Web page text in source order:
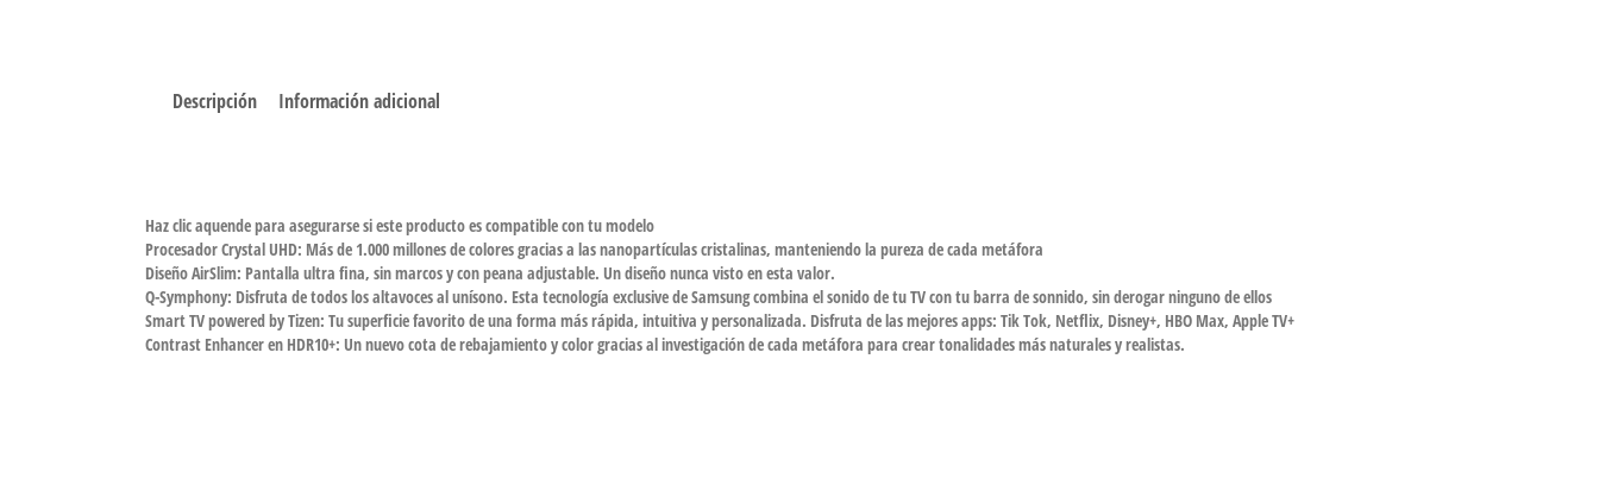
Descripción Información adicional
Haz clic aquende para asegurarse si este producto es compatible con tu modelo
Procesador Crystal UHD: Más de 1.000 millones de colores gracias a las nanopartículas cristalinas, manteniendo la pureza de cada metáfora
Diseño AirSlim: Pantalla ultra fina, sin marcos y con peana adjustable. Un diseño nunca visto en esta valor.
Q-Symphony: Disfruta de todos los altavoces al unísono. Esta tecnología exclusive de Samsung combina el sonido de tu TV con tu barra de sonnido, sin derogar ninguno de ellos
Smart TV powered by Tizen: Tu superficie favorito de una forma más rápida, intuitiva y personalizada. Disfruta de las mejores apps: Tik Tok, Netflix, Disney+, HBO Max, Apple TV+
Contrast Enhancer en HDR10+: Un nuevo cota de rebajamiento y color gracias al investigación de cada metáfora para crear tonalidades más naturales y realistas.